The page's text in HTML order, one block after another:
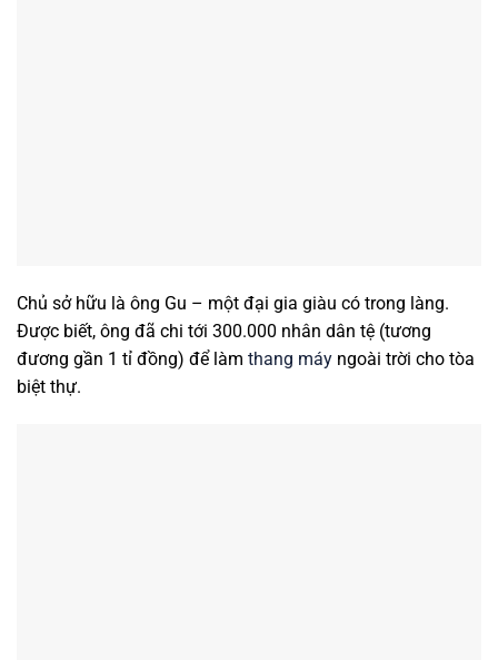
Chủ sở hữu là ông Gu – một đại gia giàu có trong làng.
Được biết, ông đã chi tới 300.000 nhân dân tệ (tương
đương gần 1 tỉ đồng) để làm thang máy ngoài trời cho tòa
biệt thự.